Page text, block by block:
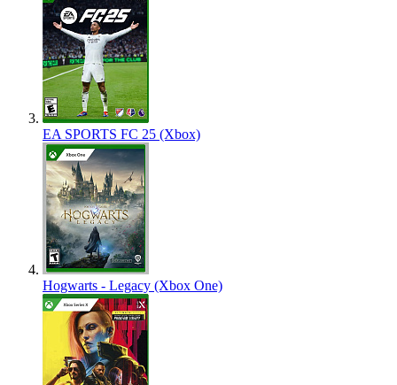
EA SPORTS FC 25 (Xbox)
Hogwarts - Legacy (Xbox One)